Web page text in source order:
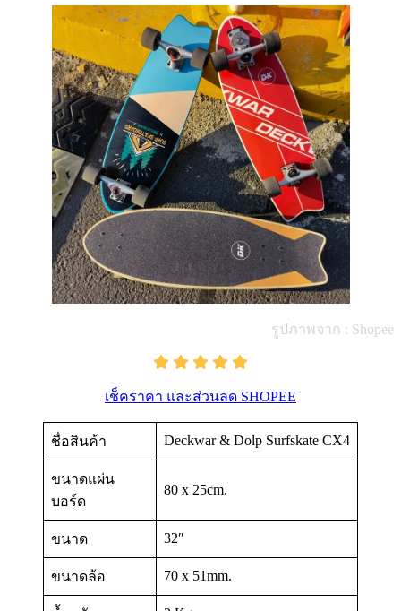
รูปภาพจาก : Shopee
เช็คราคา และส่วนลด SHOPEE
ชื่อสินค้า Deckwar & Dolp Surfskate CX4
ขนาดแผ่น
บอร์ด
80 x 25cm.
ขนาด 32″
ขนาดล้อ 70 x 51mm.